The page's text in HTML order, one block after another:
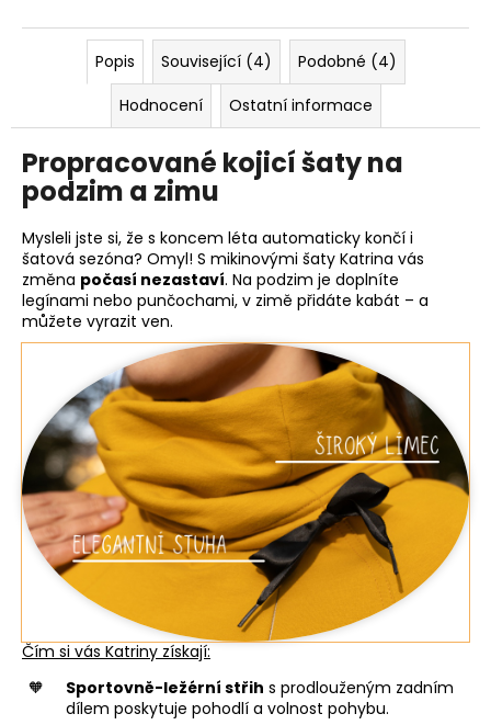
Popis Související (4)
Podobné (4)
Hodnocení
Ostatní informace
Propracované kojicí šaty na
podzim a zimu
Mysleli jste si, že s koncem léta automaticky končí i
šatová sezóna? Omyl! S mikinovými šaty Katrina vás
změna počasí nezastaví. Na podzim je doplníte
legínami nebo punčochami, v zimě přidáte kabát – a
můžete vyrazit ven.
Čím si vás Katriny získají:
Sportovně-ležérní střih s prodlouženým zadním
dílem poskytuje pohodlí a volnost pohybu.